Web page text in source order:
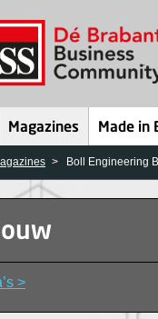
Magazines Made in
Boll Engineering
>